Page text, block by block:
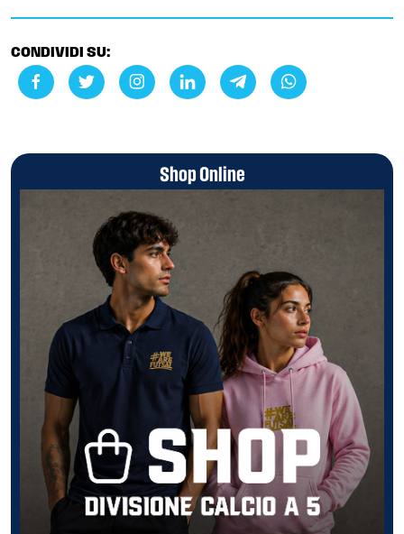
CONDIVIDI SU:
Shop Online